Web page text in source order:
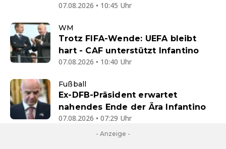
07.08.2026 • 10:45 Uhr
WM
Trotz FIFA-Wende: UEFA bleibt
hart - CAF unterstützt Infantino
07.08.2026 • 10:40 Uhr
Fußball
Ex-DFB-Präsident erwartet
nahendes Ende der Ära Infantino
07.08.2026 • 07:29 Uhr
- Anzeige -